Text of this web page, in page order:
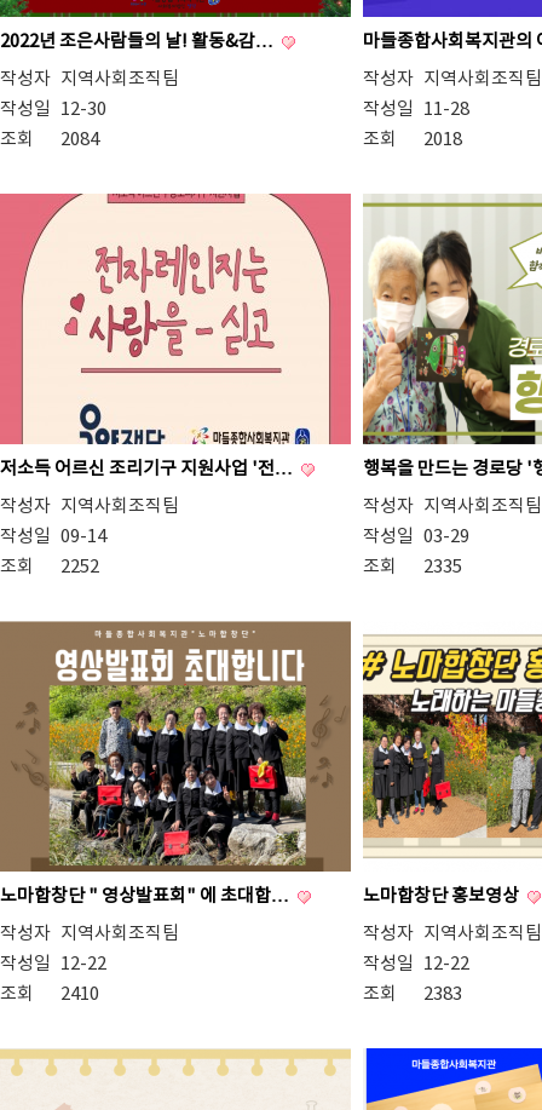
2022년 조은사람들의 날! 활동&감…
작성자 지역사회조직팀
작성일
12-30
조회
2084
마들종합사회복지관
작성자 지역사회조직팀
작성일
11-28
조회
2018
저소득 어르신 조리기구 지원사업 '전…
작성자 지역사회조직팀
작성일 09-14
조회
2252
행복을 만드는 경로당
작성자 지역사회조직팀
작성일 03-29
조회
2335
노마합창단 " 영상발표회" 에 초대합…
작성자 지역사회조직팀
작성일
12-22
조회
2410
노마합창단 홍보영상
작성자 지역사회조직팀
작성일
12-22
조회
2383